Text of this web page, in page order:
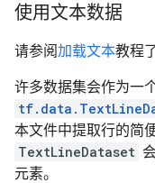
使用文本数据
请参阅加载文本教程
许多数据集会作为一
本文件中提取行的简
TextLineDataset
元素。